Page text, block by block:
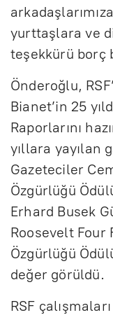
yurttaşlara ve
teşekkürü borç
Önderoğlu,
Bianet’in 25
Raporlarını
yıllara yayılan
Gazeteciler
Özgürlüğü
Erhard Busek
Roosevelt Four
Özgürlüğü
değer görüldü.
RSF